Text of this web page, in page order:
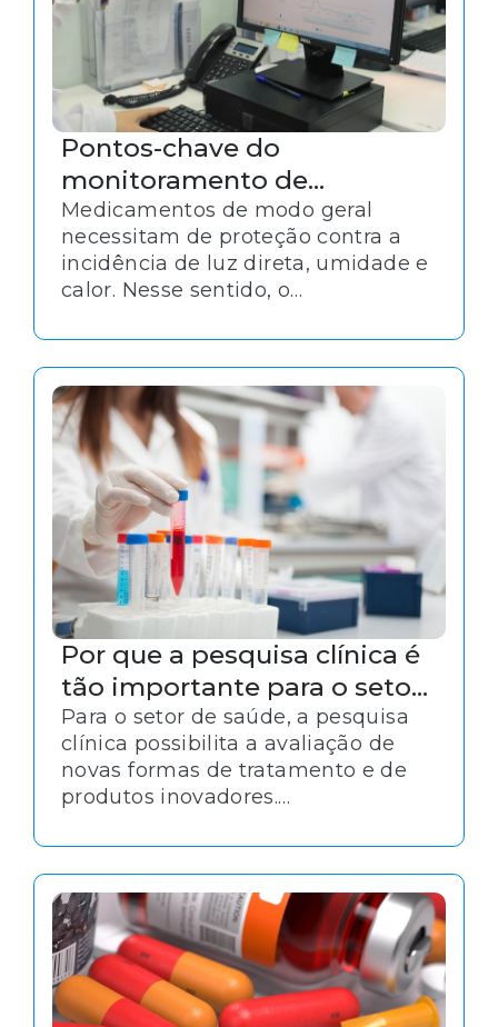
Pontos-chave do
monitoramento de
temperatura de
medicamentos termolábeis
Medicamentos de modo geral
necessitam de proteção contra a
incidência de luz direta, umidade e
calor. Nesse sentido, o
particularmente crítico para alguns
produtos e deve acompanhar todo
o processo de conservação e
transporte de medicamentos.
Por que a pesquisa clínica é
tão importante para o setor
de saúde?
Para o setor de saúde, a pesquisa
clínica possibilita a avaliação de
novas formas de tratamento e de
produtos inovadores.
pesquisa objetiva descobrir novas
metodologias terapêuticas para
substituir aquelas já existentes no
mercado.